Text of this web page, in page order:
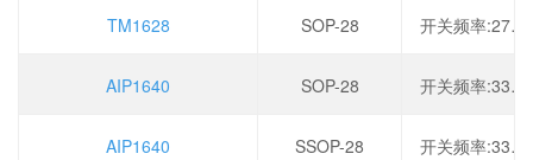
TM1628 SOP-28 开关频率:275kHz,工作电压:2.8V~5.5V,输出电流:150mA,调光:PWM
AIP1640 SOP-28 开关频率:330kHz,工作电压:2.8V~5.5V,输出电流:200mA,调光:PWM
AIP1640 SSOP-28 开关频率:330kHz,工作电压:2.8V~5.5V,输出电流:200mA,调光:PWM